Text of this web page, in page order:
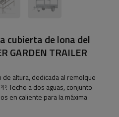
cubierta de lona del
GARDEN TRAILER
altura, dedicada al remolque
Techo a dos aguas, conjunto
en caliente para la máxima